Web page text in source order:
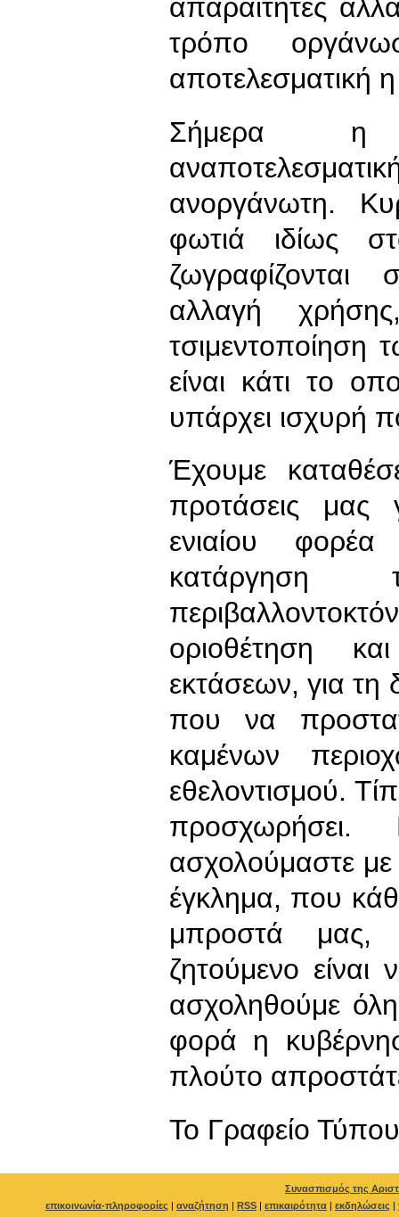
απαραίτητες
τρόπο
αποτελεσματική
Σήμερα η
ανοργάνωτη.
φωτιά ιδίως
ζωγραφίζονται
αλλαγή
τσιμεντοποίηση
είναι κάτι το
υπάρχει ισχυρή
Έχουμε
προτάσεις μας
ενιαίου
κατάργηση
οριοθέτηση
εκτάσεων, για τη
που να
καμένων
εθελοντισμού.
ασχολούμαστε με
έγκλημα, που
μπροστά μας,
ζητούμενο
ασχοληθούμε
φορά η
πλούτο
To Γραφείο Τύπου
Συνασπισμός της
επικοινωνία-πληροφορίες | αναζήτηση | RSS | επικαιρότητα | εκδηλώσεις |